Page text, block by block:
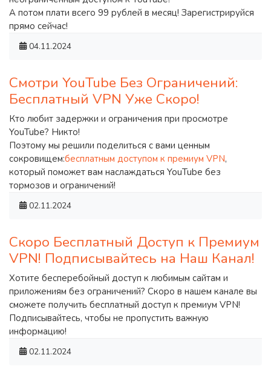
А потом плати всего 99 рублей в месяц! Зарегистрируйся
прямо сейчас!
04.11.2024
Смотри YouTube Без Ограничений:
Бесплатный VPN Уже Скоро!
Кто любит задержки и ограничения при просмотре
YouTube? Никто!
Поэтому мы решили поделиться с вами ценным
сокровищем:бесплатным доступом к премиум VPN,
который поможет вам наслаждаться YouTube без
тормозов и ограничений!
02.11.2024
Скоро Бесплатный Доступ к Премиум
VPN! Подписывайтесь на Наш Канал!
Хотите бесперебойный доступ к любимым сайтам и
приложениям без ограничений? Скоро в нашем канале вы
сможете получить бесплатный доступ к премиум VPN!
Подписывайтесь, чтобы не пропустить важную
информацию!
02.11.2024